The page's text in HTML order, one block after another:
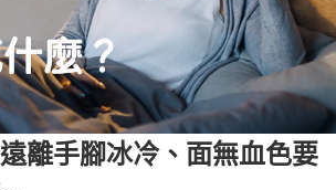
離手腳冰冷、面無血色要